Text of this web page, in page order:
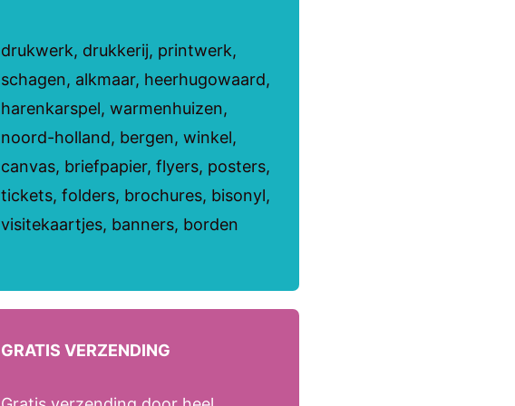
drukwerk, drukkerij, printwerk,
schagen, alkmaar, heerhugowaard,
harenkarspel, warmenhuizen,
noord-holland, bergen, winkel,
canvas, briefpapier, flyers, posters,
tickets, folders, brochures, bisonyl,
visitekaartjes, banners, borden
GRATIS VERZENDING